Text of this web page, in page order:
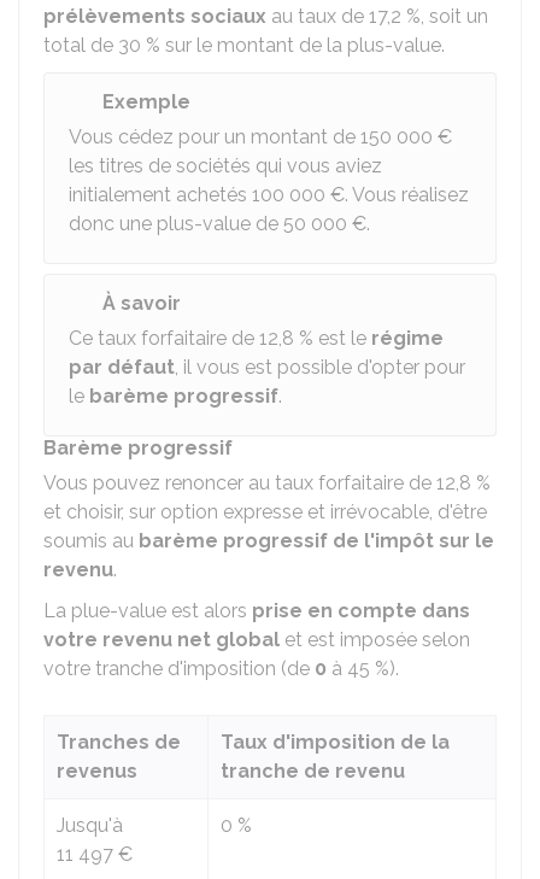
prélèvements sociaux au taux de 17,2 %, soit un
total de 30 % sur le montant de la plus-value.
Exemple
Vous cédez pour un montant de 150 000 €
les titres de sociétés qui vous aviez
initialement achetés 100 000 €. Vous réalisez
donc une plus-value de 50 000 €.
À savoir
Ce taux forfaitaire de 12,8 % est le régime
par défaut, il vous est possible d'opter pour
le barème progressif.
Barème progressif
Vous pouvez renoncer au taux forfaitaire de 12,8 %
et choisir, sur option expresse et irrévocable, d'être
soumis au barème progressif de l'impôt sur le
revenu.
La plue-value est alors prise en compte dans
votre revenu net global et est imposée selon
votre tranche d'imposition (de 0 à 45 %).
Tranches de
revenus
Taux d'imposition de la
tranche de revenu
Jusqu'à
11 497 €
0 %